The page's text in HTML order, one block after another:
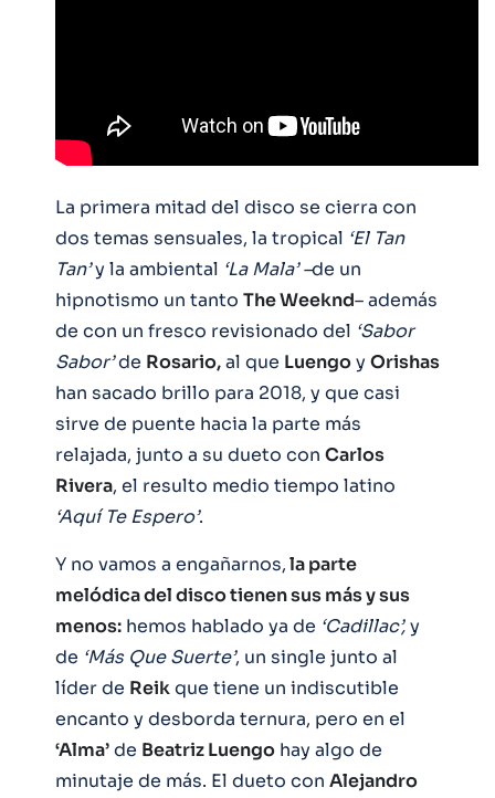
La primera mitad del disco se cierra con
dos temas sensuales, la tropical ‘El Tan
Tan’y la ambiental ‘La Mala’ –de un
hipnotismo un tanto The Weeknd– además
de con un fresco revisionado del ‘Sabor
Sabor’de Rosario,al que Luengoy Orishas
han sacado brillo para 2018, y que casi
sirve de puente hacia la parte más
relajada, junto a su dueto con Carlos
Rivera, el resulto medio tiempo latino
‘Aquí Te Espero’.
Y no vamos a engañarnos,la parte
melódica del disco tienen sus más y sus
menos: hemos hablado ya de ‘Cadillac’,y
de ‘Más Que Suerte’, un single junto al
líder de Reikque tiene un indiscutible
encanto y desborda ternura, pero en el
‘Alma’de Beatriz Luengo hay algo de
minutaje de más. El dueto con Alejandro